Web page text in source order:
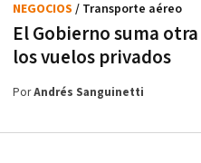
El Gobierno suma
los vuelos privados
NEGOCIOS / Transporte aéreo
PorAndrés Sanguinetti